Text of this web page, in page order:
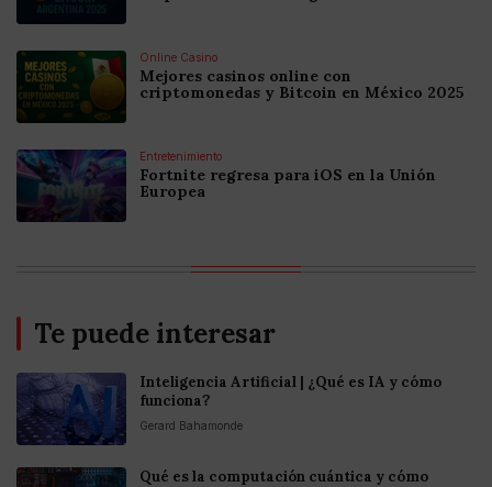
Online Casino
Mejores casinos online con
criptomonedas y Bitcoin en México 2025
Entretenimiento
Fortnite regresa para iOS en la Unión
Europea
Te puede interesar
Inteligencia Artificial | ¿Qué es IA y cómo
funciona?
Gerard Bahamonde
Qué es la computación cuántica y cómo